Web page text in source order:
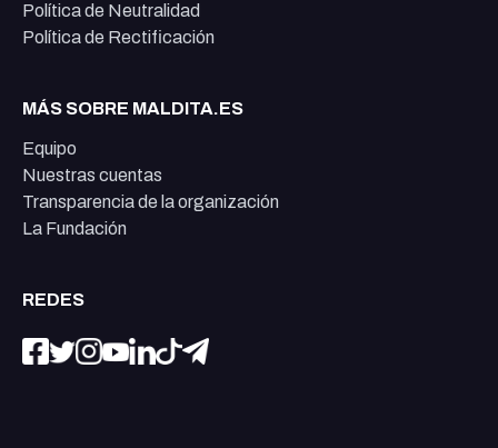
Política de Neutralidad
Política de Rectificación
MÁS SOBRE MALDITA.ES
Equipo
Nuestras cuentas
Transparencia de la organización
La Fundación
REDES